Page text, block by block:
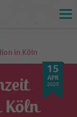
in Köln
Köln
15
APR
2025